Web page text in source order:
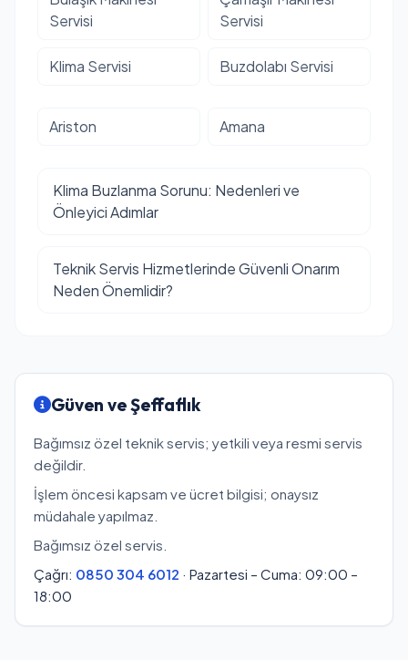
Servisi
Servisi
Klima Servisi Buzdolabı Servisi
Ariston Amana
Klima Buzlanma Sorunu: Nedenleri ve
Önleyici Adımlar
Teknik Servis Hizmetlerinde Güvenli Onarım
Neden Önemlidir?
Güven ve Şeffaflık
Bağımsız özel teknik servis; yetkili veya resmi servis
değildir.
İşlem öncesi kapsam ve ücret bilgisi; onaysız
müdahale yapılmaz.
Bağımsız özel servis.
Çağrı: 0850 304 6012 · Pazartesi – Cuma: 09:00 –
18:00